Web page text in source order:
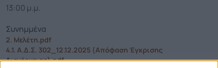
13:00 μ.μ.
Συνημμένα
2. Μελέτη.pdf
4.1. Α.Δ.Σ. 302_12.12.2025 (Απόφαση Έγκρισης
Διενέργειας).pdf